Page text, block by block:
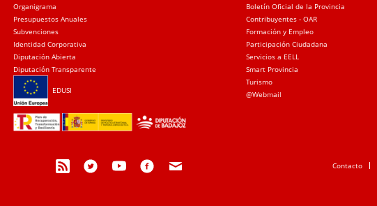
Organigrama
Presupuestos Anuales
Subvenciones
Identidad Corporativa
Diputación Abierta
Diputación Transparente
EDUSI
Boletín Oficial de la Provincia
Contribuyentes - OAR
Formación y Empleo
Participación Ciudadana
Servicios a EELL
Smart Provincia
Turismo
@Webmail
Contacto